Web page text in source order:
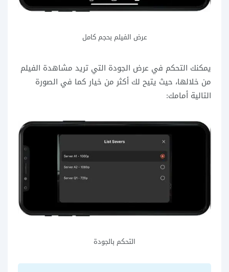
عرض الفيلم بحجم كامل
يمكنك التحكم في عرض الجودة التي تريد مشاهدة الفيلم
من خلالها، حيث يتيح لك أكثر من خيار كما في الصورة
التالية أمامك:
التحكم بالجودة